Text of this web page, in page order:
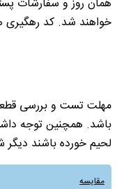
خواهند شد. کد
باشد. همچنین توجه
لحیم خورده باشند دیگر
مقایسه